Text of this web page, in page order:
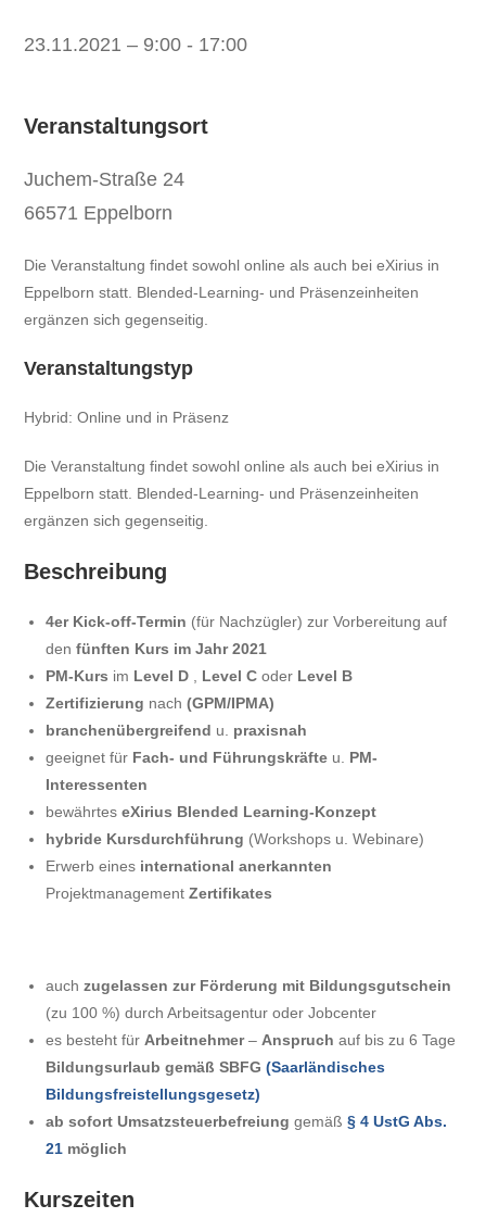
23.11.2021 – 9:00 - 17:00
Veranstaltungsort
Juchem-Straße 24
66571 Eppelborn
Die Veranstaltung findet sowohl online als auch bei eXirius in
Eppelborn statt. Blended-Learning- und Präsenzeinheiten
ergänzen sich gegenseitig.
Veranstaltungstyp
Hybrid: Online und in Präsenz
Die Veranstaltung findet sowohl online als auch bei eXirius in
Eppelborn statt. Blended-Learning- und Präsenzeinheiten
ergänzen sich gegenseitig.
Beschreibung
4er Kick-off-Termin (für Nachzügler) zur Vorbereitung auf
denfünften Kurs im Jahr 2021
PM-Kurs im Level D Level Coder Level B
Zertifizierung nach(GPM/IPMA)
branchenübergreifend u. praxisnah
geeignet für Fach- und Führungskräfte u. PM-
Interessenten
bewährteseXirius Blended Learning-Konzept
hybride Kursdurchführung (Workshops u. Webinare)
Erwerb eines international anerkannten
ProjektmanagementZertifikates
auch zugelassen zur Förderung mit Bildungsgutschein
(zu 100 %) durch Arbeitsagentur oder Jobcenter
es besteht für Arbeitnehmer– Anspruch auf bis zu 6 Tage
Bildungsurlaub gemäß SBFG(Saarländisches
Bildungsfreistellungsgesetz)
ab sofort Umsatzsteuerbefreiung gemäß § 4 UstG Abs.
21 möglich
Kurszeiten